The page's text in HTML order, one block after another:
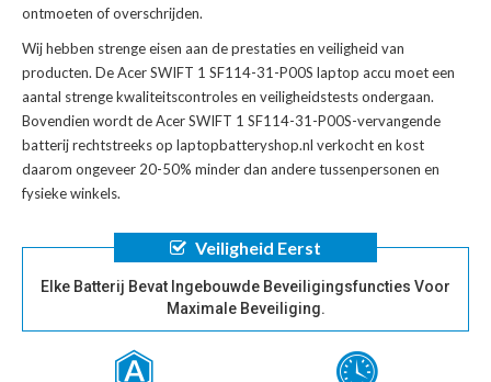
ontmoeten of overschrijden.
Wij hebben strenge eisen aan de prestaties en veiligheid van
producten. DeAcer SWIFT 1 SF114-31-P00S laptop accu moet een
aantal strenge kwaliteitscontroles en veiligheidstests ondergaan.
Bovendien wordt deAcer SWIFT 1 SF114-31-P00S-vervangende
batterijrechtstreeks op laptopbatteryshop.nl verkocht en kost
daarom ongeveer 20-50% minder dan andere tussenpersonen en
fysieke winkels.
Veiligheid Eerst
Elke Batterij Bevat Ingebouwde Beveiligingsfuncties Voor
Maximale Beveiliging.